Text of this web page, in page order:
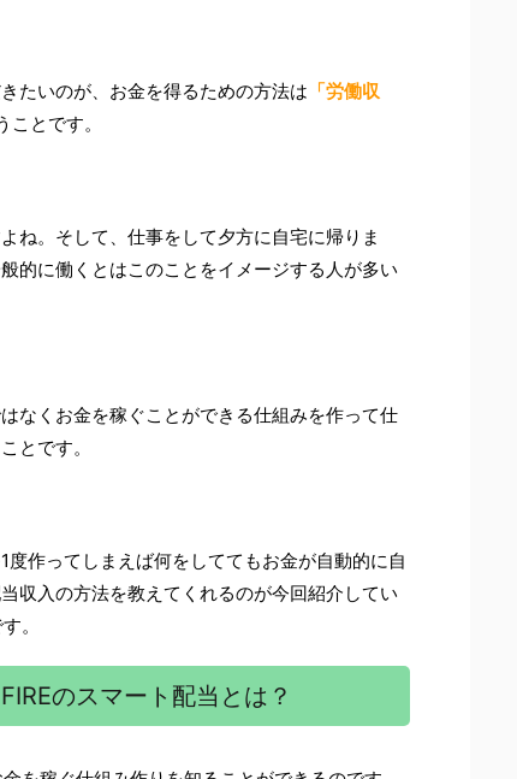
たいのが、お金を得るための方法は 「労働収
とです。
ね。そして、仕事をして夕方に自宅に帰りま
的に働くとはこのことをイメージする人が多い
なくお金を稼ぐことができる仕組みを作って仕
とです。
作ってしまえば何をしててもお金が自動的に自
収入の方法を教えてくれるのが今回紹介してい
。
のスマート配当とは？